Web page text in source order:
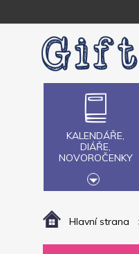
KALENDÁŘE,
DIÁŘE,
NOVOROČENKY
Hlavní strana